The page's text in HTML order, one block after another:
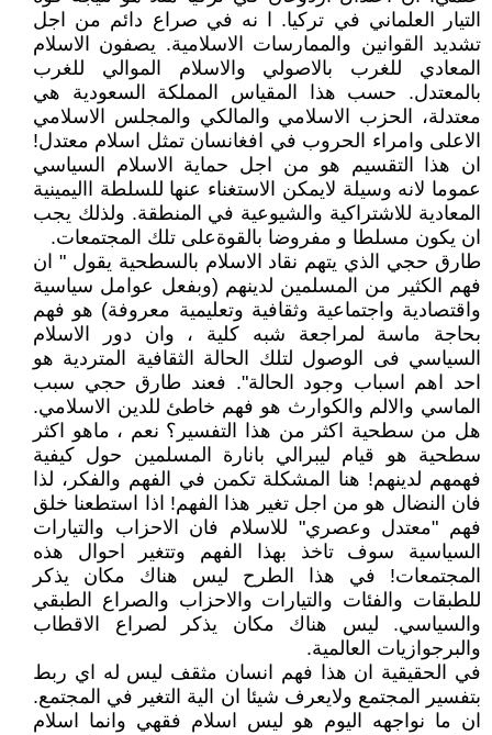
التيار العلماني في تركيا. ا نه في صراع دائم من اجل
تشديد القوانين والممارسات الاسلامية. يصفون الاسلام
المعادي للغرب بالاصولي والاسلام الموالي للغرب
بالمعتدل. حسب هذا المقياس المملكة السعودية هي
معتدلة، الحزب الاسلامي والمالكي والمجلس الاسلامي
الاعلى وامراء الحروب في افغانسان تمثل اسلام معتدل!
ان هذا التقسيم هو من اجل حماية الاسلام السياسي
عموما لانه وسيلة لايمكن الاستغناء عنها للسلطة االيمينية
المعادية للاشتراكية والشيوعية في المنطقة. ولذلك يجب
ان يكون مسلطا و مفروضا بالقوةعلى تلك المجتمعات.
طارق حجي الذي يتهم نقاد الاسلام بالسطحية يقول " ان
فهم الكثير من المسلمين لدينهم (وبفعل عوامل سياسية
واقتصادية واجتماعية وثقافية وتعليمية معروفة) هو فهم
بحاجة ماسة لمراجعة شبه كلية ، وان دور الاسلام
السياسي فى الوصول لتلك الحالة الثقافية المتردية هو
احد اهم اسباب وجود الحالة". فعند طارق حجي سبب
الماسي والالم والكوارث هو فهم خاطئ للدين الاسلامي.
هل من سطحية اكثر من هذا التفسير؟ نعم ، ماهو اكثر
سطحية هو قيام ليبرالي بانارة المسلمين حول كيفية
فهمهم لدينهم! هنا المشكلة تكمن في الفهم والفكر، لذا
فان النضال هو من اجل تغير هذا الفهم! اذا استطعنا خلق
فهم "معتدل وعصري" للاسلام فان الاحزاب والتيارات
السياسية سوف تاخذ بهذا الفهم وتتغير احوال هذه
المجتمعات! في هذا الطرح ليس هناك مكان يذكر
للطبقات والفئات والتيارات والاحزاب والصراع الطبقي
والسياسي. ليس هناك مكان يذكر لصراع الاقطاب
والبرجوازيات العالمية.
في الحقيقية ان هذا فهم انسان مثقف ليس له اي ربط
بتفسير المجتمع ولايعرف شيئا ان الية التغير في المجتمع.
ان ما نواجهه اليوم هو ليس اسلام فقهي وانما اسلام